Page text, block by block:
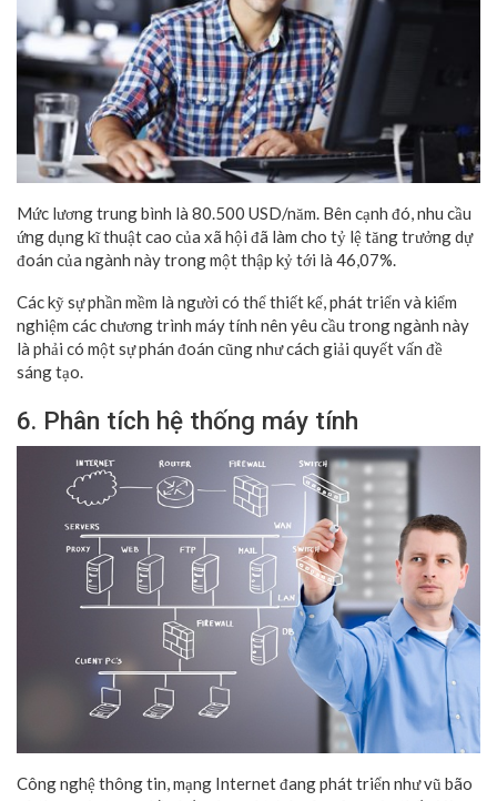
Mức lương trung bình là 80.500 USD/năm. Bên cạnh đó, nhu cầu
ứng dụng kĩ thuật cao của xã hội đã làm cho tỷ lệ tăng trưởng dự
đoán của ngành này trong một thập kỷ tới là 46,07%.
Các kỹ sự phần mềm là người có thể thiết kế, phát triển và kiểm
nghiệm các chương trình máy tính nên yêu cầu trong ngành này
là phải có một sự phán đoán cũng như cách giải quyết vấn đề
sáng tạo.
6. Phân tích hệ thống máy tính
Công nghệ thông tin, mạng Internet đang phát triển như vũ bão